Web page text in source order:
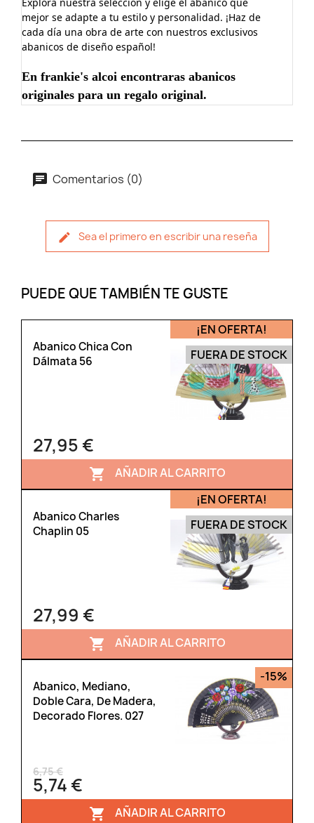
mejor se adapte a tu estilo y personalidad. ¡Haz de
cada día una obra de arte con nuestros exclusivos
abanicos de diseño español!
En frankie's alcoi encontraras abanicos
originales para un regalo original.
Comentarios (0)
Sea el primero en escribir una reseña
PUEDE QUE TAMBIÉN TE GUSTE
Abanico Chica Con
Dálmata 56
27,95 €
¡EN OFERTA!
FUERA DE STOCK
 AÑADIR AL CARRITO
Abanico Charles
Chaplin 05
27,99 €
¡EN OFERTA!
FUERA DE STOCK
 AÑADIR AL CARRITO
Abanico, Mediano,
Doble Cara, De Madera,
Decorado Flores. 027
6,75 €
5,74 €
-15%
 AÑADIR AL CARRITO